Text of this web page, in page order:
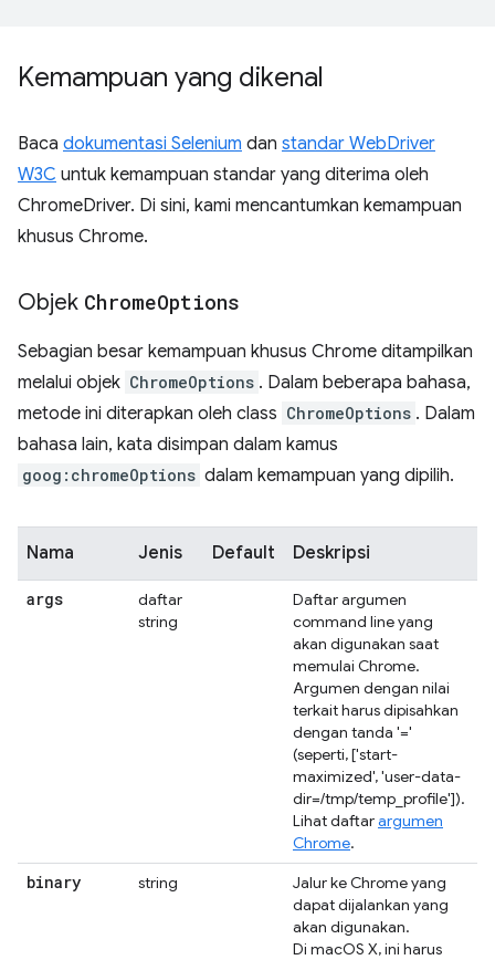
Kemampuan yang dikenal
Baca dokumentasi Selenium dan standar WebDriver
W3C untuk kemampuan standar yang diterima oleh
ChromeDriver. Di sini, kami mencantumkan kemampuan
khusus Chrome.
Objek ChromeOptions
Sebagian besar kemampuan khusus Chrome ditampilkan
melalui objek ChromeOptions . Dalam beberapa bahasa,
metode ini diterapkan oleh class ChromeOptions . Dalam
bahasa lain, kata disimpan dalam kamus
goog:chromeOptions dalam kemampuan yang dipilih.
Nama Jenis Default Deskripsi
args
daftar
string
Daftar argumen
command line yang
akan digunakan saat
memulai Chrome.
Argumen dengan nilai
terkait harus dipisahkan
dengan tanda '='
(seperti, ['start-
maximized', 'user-data-
dir=/tmp/temp_profile']).
Lihat daftarargumen
Chrome.
binary string
Jalur ke Chrome yang
dapat dijalankan yang
akan digunakan.
Di macOS X, ini harus